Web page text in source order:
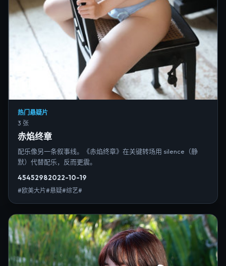
热门悬疑片
3 张
赤焰终章
配乐像另一条叙事线。《赤焰终章》在关键转场用 silence（静
默）代替配乐，反而更震。
45452982022-10-19
#欧美大片#悬疑#综艺#